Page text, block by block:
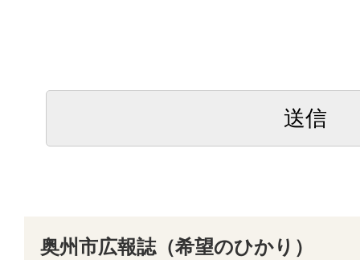
奥州市広報誌（希望のひかり）